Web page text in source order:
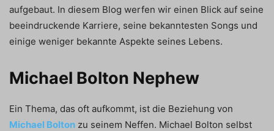
aufgebaut. In diesem Blog werfen wir einen Blick auf seine
beeindruckende Karriere, seine bekanntesten Songs und
einige weniger bekannte Aspekte seines Lebens.
Michael Bolton Nephew
Ein Thema, das oft aufkommt, ist die Beziehung von
Michael Bolton zu seinem Neffen. Michael Bolton selbst